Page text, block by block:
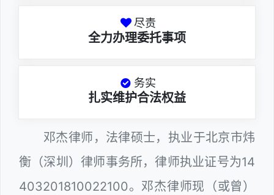
尽责
全力办理委托事项
务实
扎实维护合法权益
邓杰律师，法律硕士，执业于北京市炜
衡（深圳）律师事务所，律师执业证号为14
403201810022100。邓杰律师现（或曾）